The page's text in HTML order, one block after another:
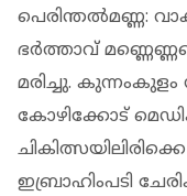
പെരിന്തല്‍മണ്ണ:
ഭര്‍ത്താവ്
മരിച്ചു.
കോഴിക്കോട്
ഇബ്രാഹിംപടി